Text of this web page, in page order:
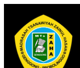
konten